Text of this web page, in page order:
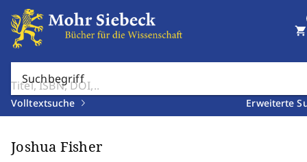
Suchbegriff
Volltextsuche Erweiterte
shopping_cart
Joshua Fisher